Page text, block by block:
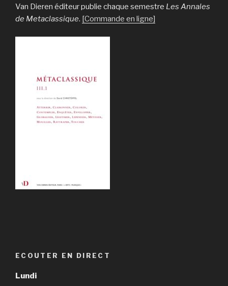
Van Dieren éditeur publie chaque semestre Les Annales
de Metaclassique. [Commande en ligne]
ECOUTER EN DIRECT
Lundi